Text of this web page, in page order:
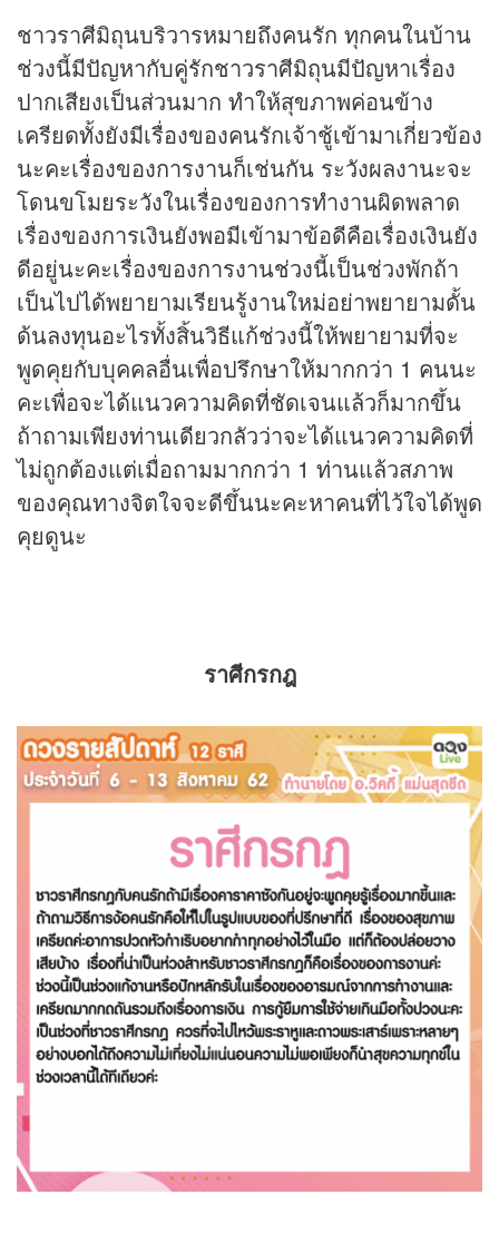
ชาวราศีมิถุนบริวารหมายถึงคนรัก ทุกคนในบ้าน
ช่วงนี้มีปัญหากับคู่รักชาวราศีมิถุนมีปัญหาเรื่อง
ปากเสียงเป็นส่วนมาก ทำให้สุขภาพค่อนข้าง
เครียดทั้งยังมีเรื่องของคนรักเจ้าชู้เข้ามาเกี่ยวข้อง
นะคะเรื่องของการงานก็เช่นกัน ระวังผลงานะจะ
โดนขโมยระวังในเรื่องของการทำงานผิดพลาด
เรื่องของการเงินยังพอมีเข้ามาข้อดีคือเรื่องเงินยัง
ดีอยู่นะคะเรื่องของการงานช่วงนี้เป็นช่วงพักถ้า
เป็นไปได้พยายามเรียนรู้งานใหม่อย่าพยายามดั้น
ด้นลงทุนอะไรทั้งสิ้นวิธีแก้ช่วงนี้ให้พยายามที่จะ
พูดคุยกับบุคคลอื่นเพื่อปรึกษาให้มากกว่า 1 คนนะ
คะเพื่อจะได้แนวความคิดที่ชัดเจนแล้วก็มากขึ้น
ถ้าถามเพียงท่านเดียวกลัวว่าจะได้แนวความคิดที่
ไม่ถูกต้องแต่เมื่อถามมากกว่า 1 ท่านแล้วสภาพ
ของคุณทางจิตใจจะดีขึ้นนะคะหาคนที่ไว้ใจได้พูด
คุยดูนะ
ราศีกรกฎ